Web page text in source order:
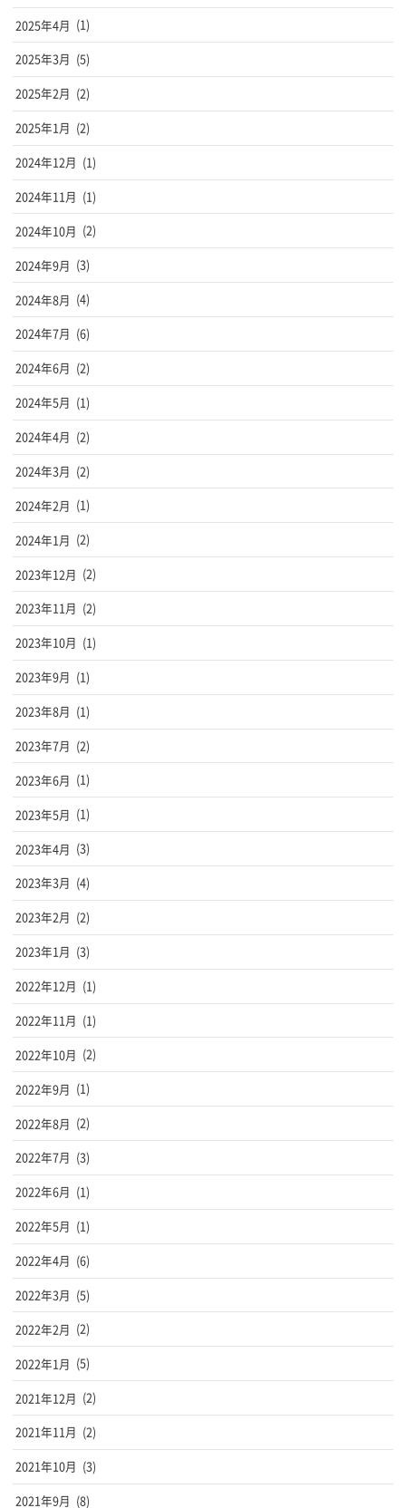
2025年4月 (1)
2025年3月 (5)
2025年2月 (2)
2025年1月 (2)
2024年12月 (1)
2024年11月 (1)
2024年10月 (2)
2024年9月 (3)
2024年8月 (4)
2024年7月 (6)
2024年6月 (2)
2024年5月 (1)
2024年4月 (2)
2024年3月 (2)
2024年2月 (1)
2024年1月 (2)
2023年12月 (2)
2023年11月 (2)
2023年10月 (1)
2023年9月 (1)
2023年8月 (1)
2023年7月 (2)
2023年6月 (1)
2023年5月 (1)
2023年4月 (3)
2023年3月 (4)
2023年2月 (2)
2023年1月 (3)
2022年12月 (1)
2022年11月 (1)
2022年10月 (2)
2022年9月 (1)
2022年8月 (2)
2022年7月 (3)
2022年6月 (1)
2022年5月 (1)
2022年4月 (6)
2022年3月 (5)
2022年2月 (2)
2022年1月 (5)
2021年12月 (2)
2021年11月 (2)
2021年10月 (3)
2021年9月 (8)